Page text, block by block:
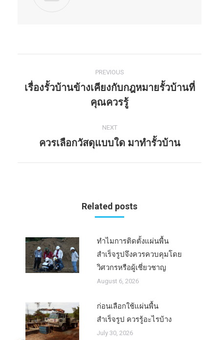
navigation
PREVIOUS
Previous
post:
เรื่องรั้วบ้านข้างเคียงกับกฎหมายรั้วบ้านที่
คุณควรรู้
NEXT
Next
ควรเลือกวัสดุแบบใด มาทำรั้วบ้าน
Related posts
ทำไมการติดตั้งแผ่นพื้น
สำเร็จรูปจึงควรควบคุมโดย
วิศวกรหรือผู้เชี่ยวชาญ
August 6, 2026
ก่อนเลือกใช้แผ่นพื้น
สำเร็จรูป ควรรู้อะไรบ้าง
July 30, 2026